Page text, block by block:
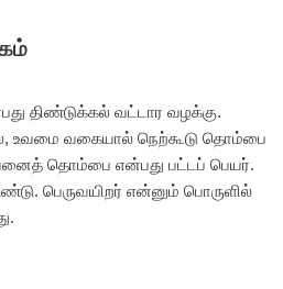
திண்டுக்கல் வட்டார வழக்கு.
உவமை வகையால் நெற்கூடு தொம்பை
தொம்பை என்பது பட்டப் பெயர்.
பெருவயிறர் என்னும் பொருளில்